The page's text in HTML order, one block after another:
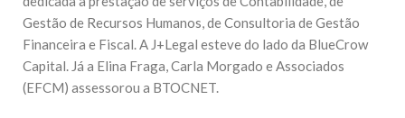
Gestão de Recursos Humanos, de Consultoria de Gestão
Financeira e Fiscal. A J+Legal esteve do lado da BlueCrow
Capital. Já a Elina Fraga, Carla Morgado e Associados
(EFCM) assessorou a BTOCNET.